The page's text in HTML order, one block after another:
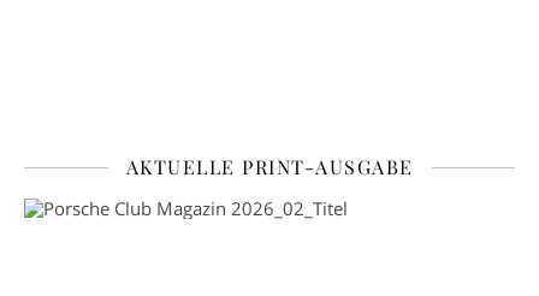
AKTUELLE PRINT-AUSGABE